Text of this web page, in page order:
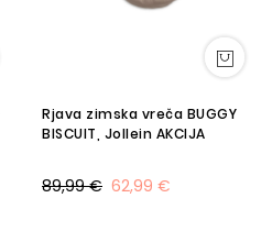
Rjava zimska vreča BUGGY
BISCUIT, Jollein AKCIJA
62,99 €
89,99 €